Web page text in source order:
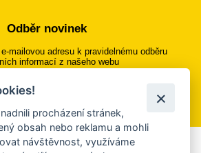
Odběr novinek
mailovou adresu k pravidelnému odběru
informací z našeho webu
Přihlásit se k odběru
procházení stránek,
obsah nebo reklamu a mohli
návštěvnost, využíváme